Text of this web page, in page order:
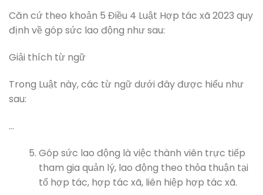
Căn cứ theo khoản 5 Điều 4 Luật Hợp tác xã 2023 quy
định về góp sức lao động như sau:
Giải thích từ ngữ
Trong Luật này, các từ ngữ dưới đây được hiểu như
sau:
…
Góp sức lao động là việc thành viên trực tiếp
tham gia quản lý, lao động theo thỏa thuận tại
tổ hợp tác, hợp tác xã, liên hiệp hợp tác xã.